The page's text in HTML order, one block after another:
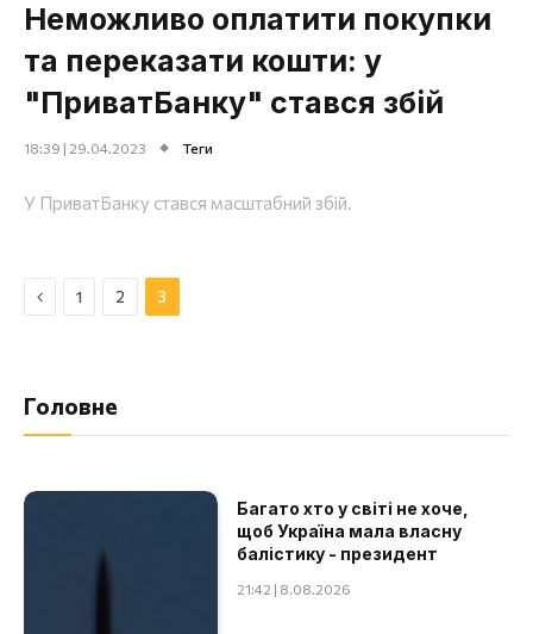
Неможливо оплатити покупки
та переказати кошти: у
"ПриватБанку" стався збій
18:39 | 29.04.2023 Теги
У ПриватБанку стався масштабний збій.
Назад1 2 3
Головне
Багато хто у світі не хоче,
щоб Україна мала власну
балістику - президент
21:42 | 8.08.2026